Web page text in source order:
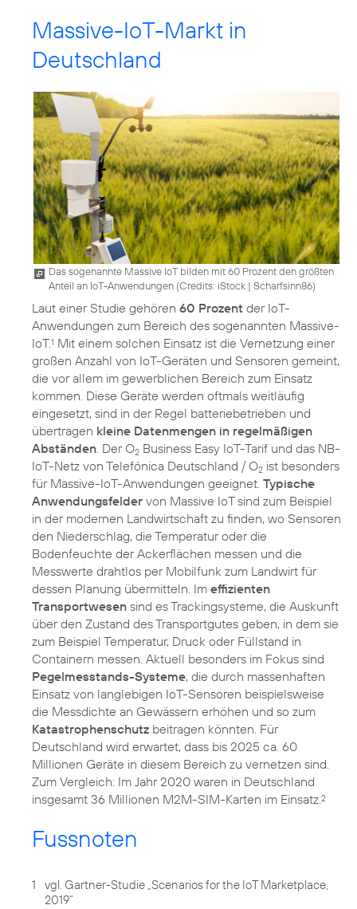
Massive-IoT-Markt in
Deutschland
Das sogenannte Massive IoT bilden mit 60 Prozent den größten
Anteil an IoT-Anwendungen (Credits: iStock | Scharfsinn86)
Laut einer Studie gehören 60 Prozent der IoT-
Anwendungen zum Bereich des sogenannten Massive-
IoT.1 Mit einem solchen Einsatz ist die Vernetzung einer
großen Anzahl von IoT-Geräten und Sensoren gemeint,
die vor allem im gewerblichen Bereich zum Einsatz
kommen. Diese Geräte werden oftmals weitläufig
eingesetzt, sind in der Regel batteriebetrieben und
übertragen kleine Datenmengen in regelmäßigen
Abständen. Der O2 Business Easy IoT-Tarif und das NB-
IoT-Netz von Telefónica Deutschland / O2 ist besonders
für Massive-IoT-Anwendungen geeignet. Typische
Anwendungsfelder von Massive IoT sind zum Beispiel
in der modernen Landwirtschaft zu finden, wo Sensoren
den Niederschlag, die Temperatur oder die
Bodenfeuchte der Ackerflächen messen und die
Messwerte drahtlos per Mobilfunk zum Landwirt für
dessen Planung übermitteln. Im effizienten
Transportwesen sind es Trackingsysteme, die Auskunft
über den Zustand des Transportgutes geben, in dem sie
zum Beispiel Temperatur, Druck oder Füllstand in
Containern messen. Aktuell besonders im Fokus sind
Pegelmesstands-Systeme, die durch massenhaften
Einsatz von langlebigen IoT-Sensoren beispielsweise
die Messdichte an Gewässern erhöhen und so zum
Katastrophenschutz beitragen könnten. Für
Deutschland wird erwartet, dass bis 2025 ca. 60
Millionen Geräte in diesem Bereich zu vernetzen sind.
Zum Vergleich: Im Jahr 2020 waren in Deutschland
insgesamt 36 Millionen M2M-SIM-Karten im Einsatz.2
Fussnoten
1
vgl. Gartner-Studie „Scenarios for the IoT Marketplace,
2019“